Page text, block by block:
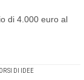
di 4.000 euro al
DI IDEE